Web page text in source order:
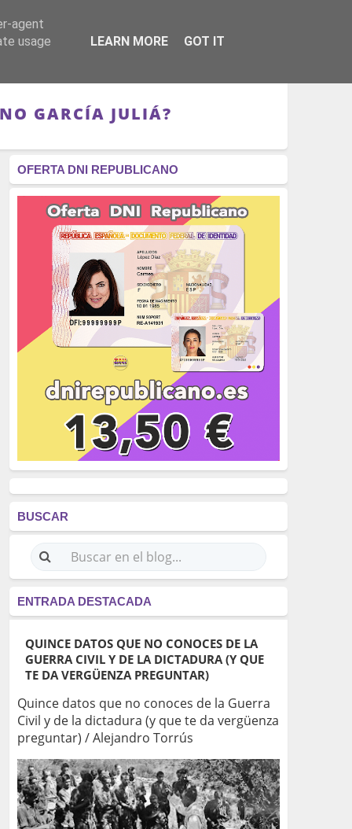
RÉGIMEN - MONARQUÍA
GARCÍA JULIÁ?
OFERTA DNI REPUBLICANO
BUSCAR
ENTRADA DESTACADA
QUINCE DATOS QUE NO CONOCES DE LA
GUERRA CIVIL Y DE LA DICTADURA (Y QUE
TE DA VERGÜENZA PREGUNTAR)
Quince datos que no conoces de la Guerra
Civil y de la dictadura (y que te da vergüenza
preguntar) / Alejandro Torrús
agent
usage
LEARN MORE GOT IT